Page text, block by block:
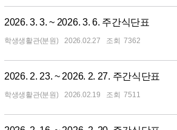
2026. 3. 3. ~ 2026. 3. 6. 주간식단표
학생생활관(분원) 2026.02.27 7362
2026. 2. 23. ~ 2026. 2. 27. 주간식단표
학생생활관(분원) 2026.02.19 7511